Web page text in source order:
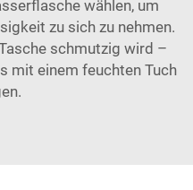
wählen, um
zu sich zu nehmen.
schmutzig wird –
mit einem feuchten Tuch